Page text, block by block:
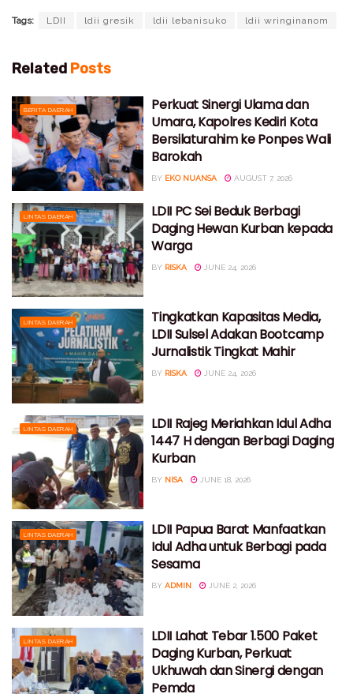
Tags: LDII ldii gresik ldii lebanisuko ldii wringinanom
Related Posts
BERITA DAERAH
Perkuat Sinergi Ulama dan
Umara, Kapolres Kediri Kota
Bersilaturahim ke Ponpes Wali
Barokah
BY EKO NUANSA AUGUST 7, 2026
LINTAS DAERAH
LDII PC Sei Beduk Berbagi
Daging Hewan Kurban kepada
Warga
BY RISKA JUNE 24, 2026
LINTAS DAERAH
Tingkatkan Kapasitas Media,
LDII Sulsel Adakan Bootcamp
Jurnalistik Tingkat Mahir
BY RISKA JUNE 24, 2026
LINTAS DAERAH
LDII Rajeg Meriahkan Idul Adha
1447 H dengan Berbagi Daging
Kurban
BY NISA JUNE 18, 2026
LINTAS DAERAH
LDII Papua Barat Manfaatkan
Idul Adha untuk Berbagi pada
Sesama
BY ADMIN JUNE 2, 2026
LINTAS DAERAH
LDII Lahat Tebar 1.500 Paket
Daging Kurban, Perkuat
Ukhuwah dan Sinergi dengan
Pemda